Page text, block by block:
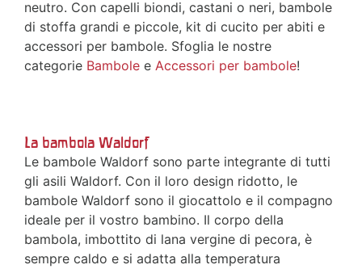
neutro. Con capelli biondi, castani o neri, bambole
di stoffa grandi e piccole, kit di cucito per abiti e
accessori per bambole. Sfoglia le nostre
categorie Bambole e Accessori per bambole!
La bambola Waldorf
Le bambole Waldorf sono parte integrante di tutti
gli asili Waldorf. Con il loro design ridotto, le
bambole Waldorf sono il giocattolo e il compagno
ideale per il vostro bambino. Il corpo della
bambola, imbottito di lana vergine di pecora, è
sempre caldo e si adatta alla temperatura